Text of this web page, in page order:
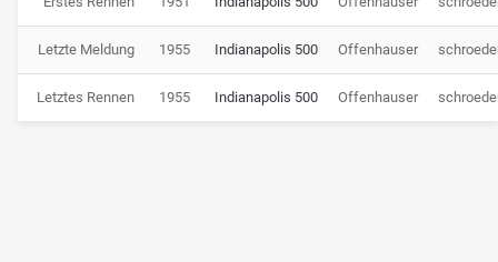
Letzte Meldung 1955 Indianapolis 500 Offenhauser
Letztes Rennen 1955 Indianapolis 500 Offenhauser